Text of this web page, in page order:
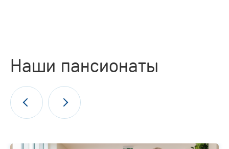
Наши пансионаты